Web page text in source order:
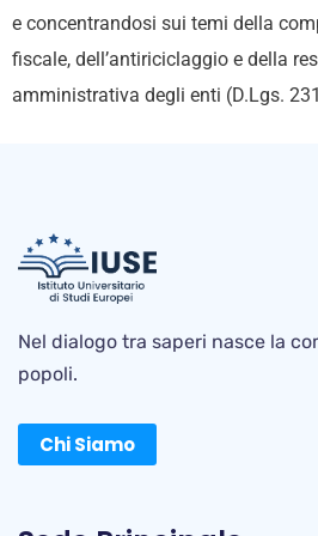
e concentrandosi sui temi della
fiscale, dell’antiriciclaggio e della
amministrativa degli enti (D.Lgs.
Nel dialogo tra saperi nasce la
popoli.
Chi Siamo